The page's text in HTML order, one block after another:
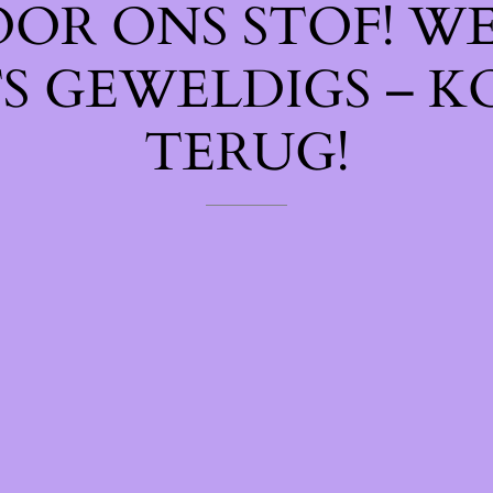
ONS STOF!
GEWELDIGS –
TERUG!